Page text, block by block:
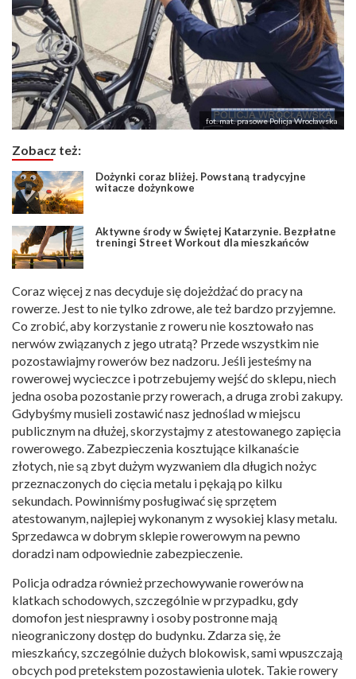
fot. mat. prasowe Policja Wrocławska
Zobacz też:
Dożynki coraz bliżej. Powstaną tradycyjne
witacze dożynkowe
Aktywne środy w Świętej Katarzynie. Bezpłatne
treningi Street Workout dla mieszkańców
Coraz więcej z nas decyduje się dojeżdżać do pracy na
rowerze. Jest to nie tylko zdrowe, ale też bardzo przyjemne.
Co zrobić, aby korzystanie z roweru nie kosztowało nas
nerwów związanych z jego utratą? Przede wszystkim nie
pozostawiajmy rowerów bez nadzoru. Jeśli jesteśmy na
rowerowej wycieczce i potrzebujemy wejść do sklepu, niech
jedna osoba pozostanie przy rowerach, a druga zrobi zakupy.
Gdybyśmy musieli zostawić nasz jednoślad w miejscu
publicznym na dłużej, skorzystajmy z atestowanego zapięcia
rowerowego. Zabezpieczenia kosztujące kilkanaście
złotych, nie są zbyt dużym wyzwaniem dla długich nożyc
przeznaczonych do cięcia metalu i pękają po kilku
sekundach. Powinniśmy posługiwać się sprzętem
atestowanym, najlepiej wykonanym z wysokiej klasy metalu.
Sprzedawca w dobrym sklepie rowerowym na pewno
doradzi nam odpowiednie zabezpieczenie.
Policja odradza również przechowywanie rowerów na
klatkach schodowych, szczególnie w przypadku, gdy
domofon jest niesprawny i osoby postronne mają
nieograniczony dostęp do budynku. Zdarza się, że
mieszkańcy, szczególnie dużych blokowisk, sami wpuszczają
obcych pod pretekstem pozostawienia ulotek. Takie rowery